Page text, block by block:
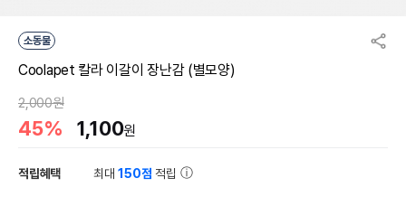
소동물
Coolapet 칼라 이갈이 장난감 (별모양)
2,000원
45% 1,100원
적립혜택 최대150점 적립